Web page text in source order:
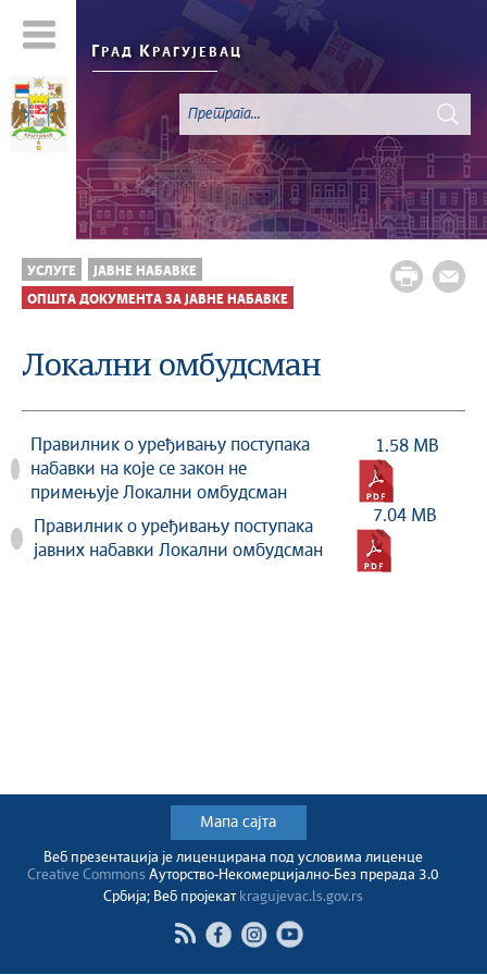
Г РАД К РАГУЈЕВАЦ
УСЛУГЕ ЈАВНЕ НАБАВКЕ
ОПШТА ДОКУМЕНТА ЗА ЈАВНЕ НАБАВКЕ
Локални омбудсман
Правилник о уређивању поступака
набавки на које се закон не
примењује Локални омбудсман
1.58 MB
Правилник о уређивању поступака
јавних набавки Локални омбудсман
7.04 MB
Мапа сајта
Веб презентација jе лиценциранa под условима лиценце
Creative CommonsАуторство-Некомерцијално-Без прерада 3.0
Србија; Веб пројекат kragujevac.ls.gov.rs